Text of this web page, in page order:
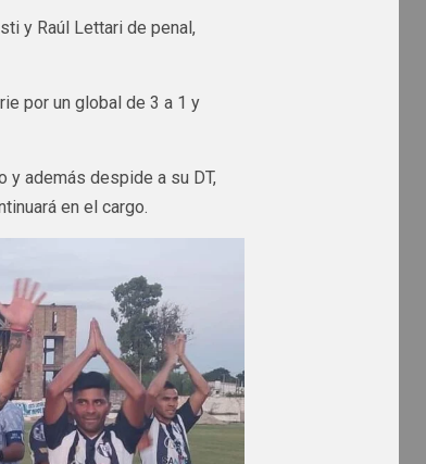
y Raúl Lettari de penal,
por un global de 3 a 1 y
y además despide a su DT,
en el cargo.